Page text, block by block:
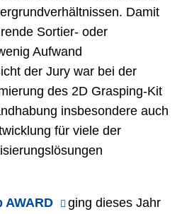
Damit
Sortier- oder
Aufwand
der Jury war bei der
des 2D Grasping-Kit
insbesondere auch
für viele der
AWARD
ging dieses Jahr